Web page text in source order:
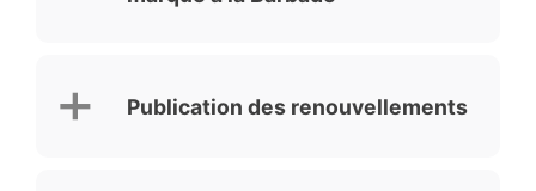
Publication des renouvellements